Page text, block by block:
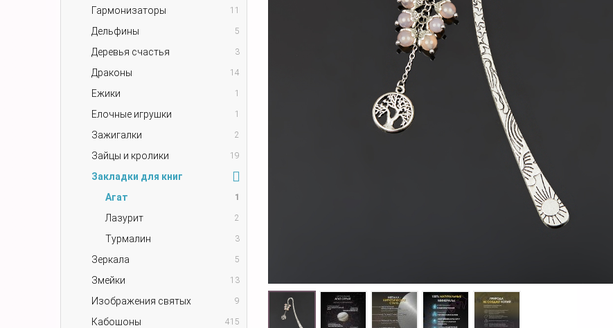
Гармонизаторы 11
Дельфины 5
Деревья счастья 3
Драконы 14
Ежики 1
Елочные игрушки 1
Зажигалки 2
Зайцы и кролики 19
Закладки для книг
Агат
1
Лазурит 2
Турмалин 3
Зеркала 5
Змейки 13
Изображения святых 9
Кабошоны 415